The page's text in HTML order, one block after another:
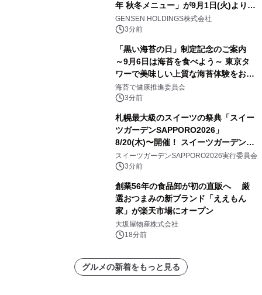
年 秋冬メニュー」が9月1日(火)より提
供スタート
GENSEN HOLDINGS株式会社
3分前
「黒い海苔の日」制定記念のご案内
～9月6日は海苔を食べよう～ 東京タ
ワーで美味しい上質な海苔体験をお届
けします！
海苔で健康推進委員会
3分前
札幌最大級のスイーツの祭典「スイー
ツガーデンSAPPORO2026」
8/20(木)〜開催！ スイーツガーデン史
上最多50種のコラボケーキが集結／前
日8/19(水)メディア試食会も初開催
スイーツガーデンSAPPORO2026実行委員会
3分前
創業56年の食品卸が初の直販へ 厳
選おつまみの新ブランド「ええもん
家」が楽天市場にオープン
大坂屋物産株式会社
18分前
グルメの新着をもっと見る